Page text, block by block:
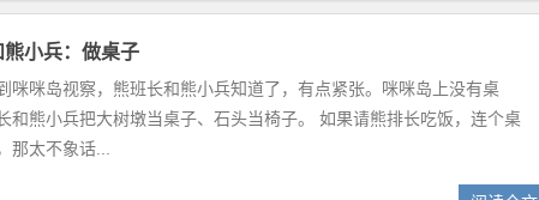
熊小兵：做桌子
咪咪岛视察，熊班长和熊小兵知道了，有点紧张。咪咪岛上没有桌
和熊小兵把大树墩当桌子、石头当椅子。 如果请熊排长吃饭，连个桌
那太不象话...